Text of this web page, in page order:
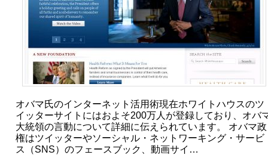
オバマ氏のインターネット活用術現在ホワイトハウスのツ
イッターサイトにはおよそ200万人が登録しており、オバ
大統領の言動について詳細に伝えられています。 オバマ政
権はツイッターやソーシャル・ネットワーキング・サービ
ス（SNS）のフェースブック、動画サイ…